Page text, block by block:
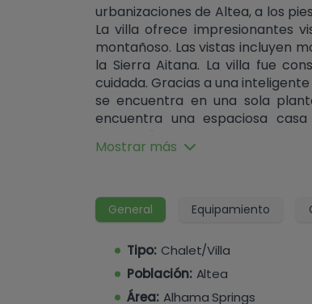
urbanizaciones de Altea, a los
La villa ofrece impresionantes
montañoso. Las vistas incluyen
la Sierra Aitana. La villa fue
cuidada. Gracias a una
se encuentra en una sola
encuentra una espaciosa
está conectada internamente
entrada de la casa principal o
la casa principal, unas
un elegante vestíbulo con
derecha. El pasillo
pequeño despacho. A través de
dormitorio principal con
Mostrar más
General Equipamiento
Tipo: Chalet/Villa
Población: Altea
Área: Alhama Springs